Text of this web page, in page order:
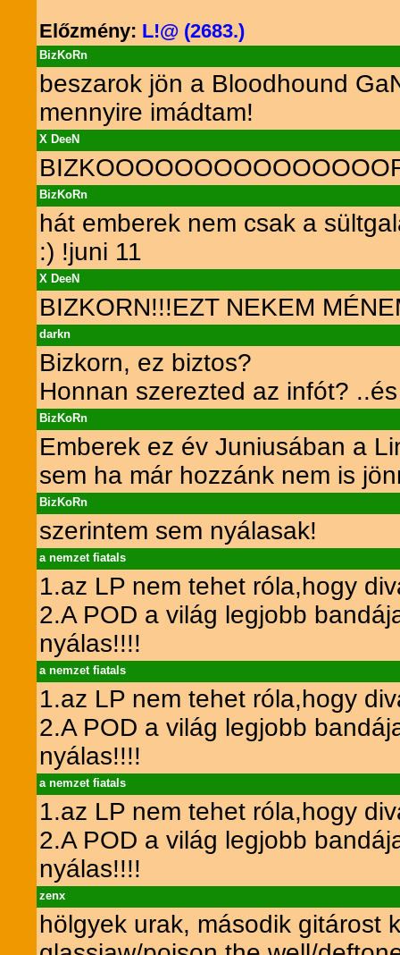
Előzmény: L!@ (2683.)
BizKoRn
beszarok jön a Bloodhound
mennyire imádtam!
X DeeN
BizKoRn
hát emberek nem csak a
:) !juni 11
X DeeN
BIZKORN!!!EZT NEKEM
darkn
Bizkorn, ez biztos?
Honnan szerezted az infót?
BizKoRn
Emberek ez év Juniusában a
sem ha már hozzánk nem is
BizKoRn
szerintem sem nyálasak!
a nemzet fiatals
1.az LP nem tehet róla,hogy
2.A POD a világ legjobb
nyálas!!!!
a nemzet fiatals
1.az LP nem tehet róla,hogy
2.A POD a világ legjobb
nyálas!!!!
a nemzet fiatals
1.az LP nem tehet róla,hogy
2.A POD a világ legjobb
nyálas!!!!
zenx
hölgyek urak, második gitárost